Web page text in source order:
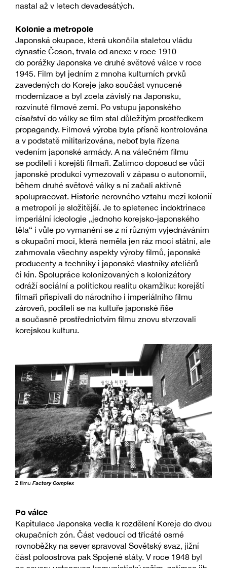
nastal až v letech devadesátých.
Kolonie a metropole
Japonská okupace, která ukončila staletou vládu
dynastie Čoson, trvala od anexe v roce 1910
do porážky Japonska ve druhé světové válce v roce
1945. Film byl jedním z mnoha kulturních prvků
zavedených do Koreje jako součást vynucené
modernizace a byl zcela závislý na Japonsku,
rozvinuté filmové zemi. Po vstupu japonského
císařství do války se film stal důležitým prostředkem
propagandy. Filmová výroba byla přísně kontrolována
a v podstatě militarizována, neboť byla řízena
vedením japonské armády. A na válečném filmu
se podíleli i korejští filmaři. Zatímco doposud se vůči
japonské produkci vymezovali v zápasu o autonomii,
během druhé světové války s ní začali aktivně
spolupracovat. Historie nerovného vztahu mezi kolonií
a metropolí je složitější. Je to spletenec indoktrinace
imperiální ideologie „jednoho korejsko-japonského
těla“ i vůle po vymanění se z ní různým vyjednáváním
s okupační mocí, která neměla jen ráz moci státní, ale
zahrnovala všechny aspekty výroby filmů, japonské
producenty a techniky i japonské vlastníky ateliérů
či kin. Spolupráce kolonizovaných s kolonizátory
odráží sociální a politickou realitu okamžiku: korejští
filmaři přispívali do národního i imperiálního filmu
zároveň, podíleli se na kultuře japonské říše
a současně prostřednictvím filmu znovu stvrzovali
korejskou kulturu.
Z filmu Factory Complex
Po válce
Kapitulace Japonska vedla k rozdělení Koreje do dvou
okupačních zón. Část vedoucí od třicáté osmé
rovnoběžky na sever spravoval Sovětský svaz, jižní
část poloostrova pak Spojené státy. V roce 1948 byl